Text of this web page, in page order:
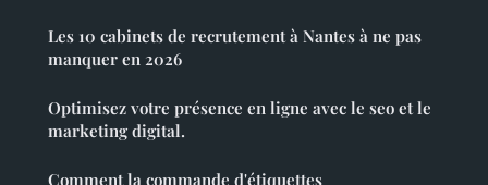
Les 10 cabinets de recrutement à Nantes à ne pas
manquer en 2026
Optimisez votre présence en ligne avec le seo et le
marketing digital.
Comment la commande d'étiquettes